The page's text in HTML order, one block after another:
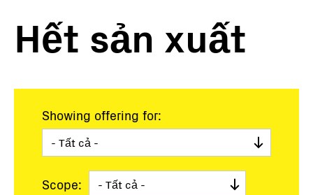
Hết sản xuất
Showing offering for:
Scope: